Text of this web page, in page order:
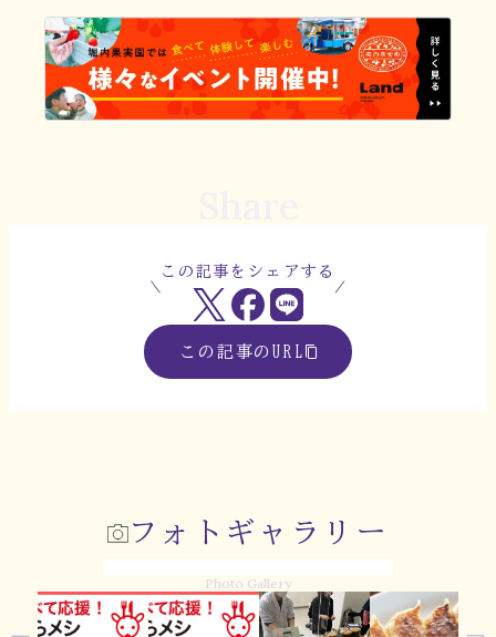
この記事をシェアする
この記事のURL
フォトギャラリー
Photo Gallery